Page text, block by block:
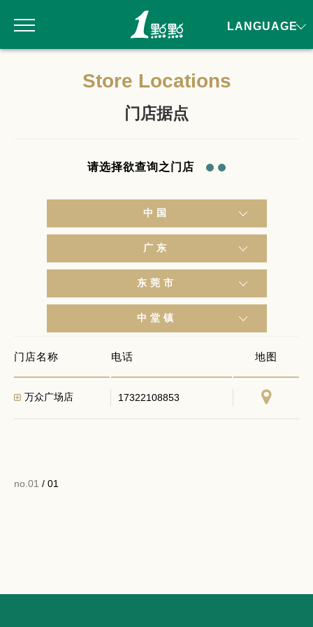
Store Locations
门店据点
请选择欲查询之门店
中国
广东
东莞市
中堂镇
门店名称 电话 地图
万众广场店 17322108853
no.01 / 01
LANGUAGE